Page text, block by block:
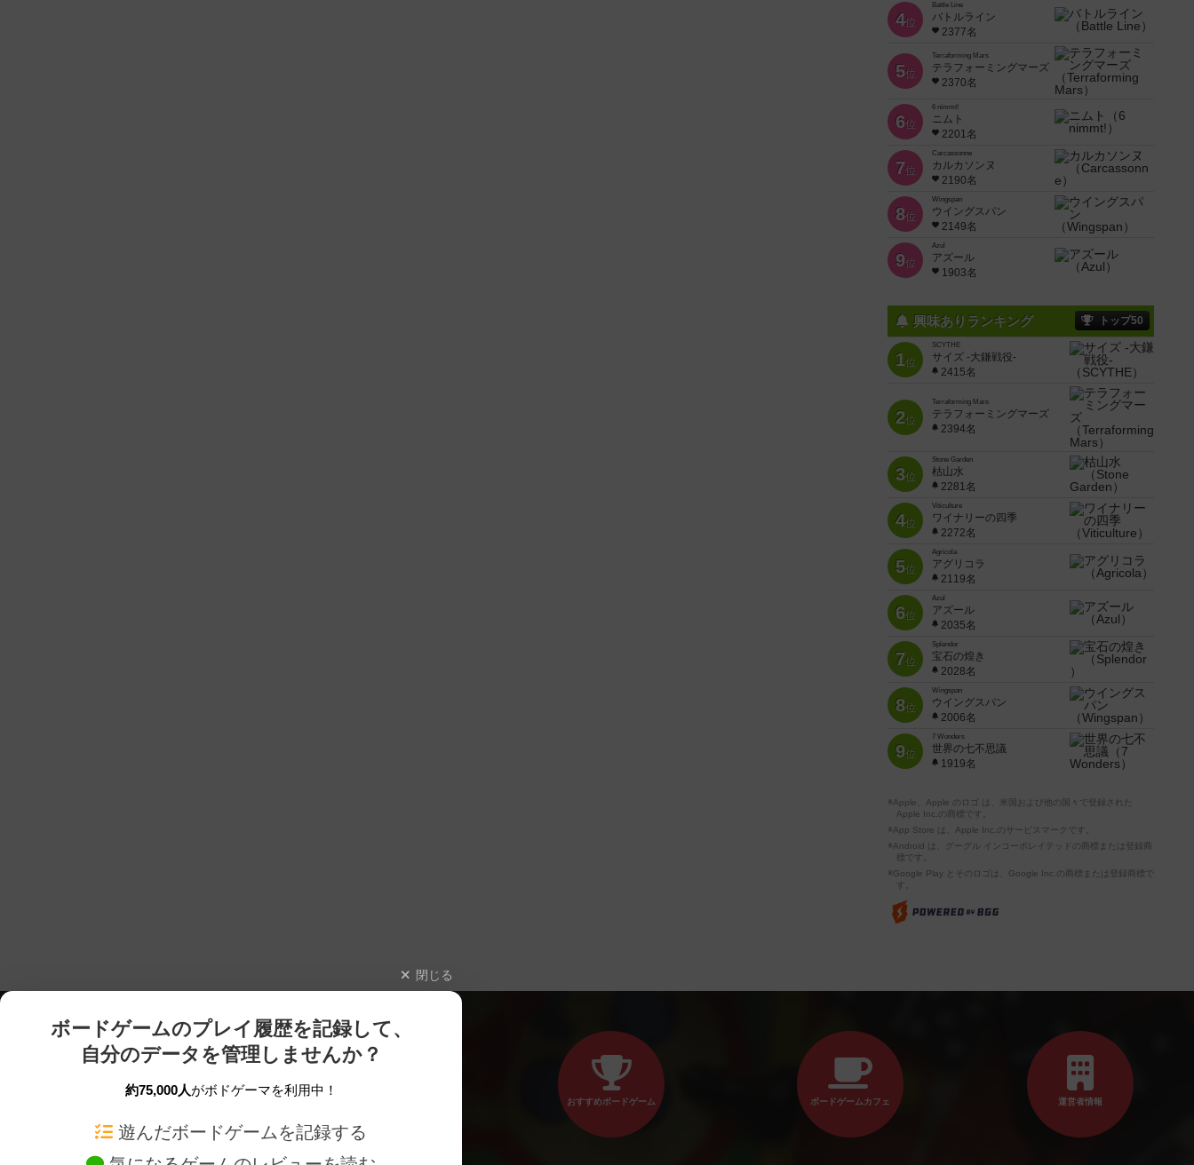
4位
Battle Line
バトルライン
2377名
5位
Terraforming Mars
テラフォーミングマーズ
2370名
6位
6 nimmt!
ニムト
2201名
7位
Carcassonne
カルカソンヌ
2190名
8位
Wingspan
ウイングスパン
2149名
9位
Azul
アズール
1903名
興味ありランキング トップ50
1位
SCYTHE
サイズ -大鎌戦役-
2415名
2位
Terraforming Mars
テラフォーミングマーズ
2394名
3位
Stone Garden
枯山水
2281名
4位
Viticulture
ワイナリーの四季
2272名
5位
Agricola
アグリコラ
2119名
6位
Azul
アズール
2035名
7位
Splendor
宝石の煌き
2028名
8位
Wingspan
ウイングスパン
2006名
9位
7 Wonders
世界の七不思議
1919名
※Apple、Apple のロゴ は、米国および他の国々で登録された
Apple Inc.の商標です。
※App Store は、Apple Inc.のサービスマークです。
※Android は、グーグル インコーポレイテッドの商標または登録商
標です。
※Google Play とそのロゴは、Google Inc.の商標または登録商標で
す。
閉じる
ボードゲームのプレイ履歴を記録して、
自分のデータを管理しませんか？
約75,000人がボドゲーマを利用中！
遊んだボードゲームを記録する
おすすめボードゲーム ボードゲームカフェ 運営者情報